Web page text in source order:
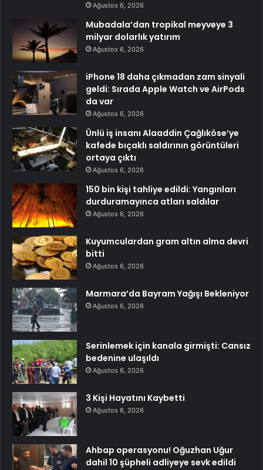
Ağustos 6, 2026
Mubadala’dan tropikal meyveye 3
milyar dolarlık yatırım
Ağustos 6, 2026
iPhone 18 daha çıkmadan zam sinyali
geldi: Sırada Apple Watch ve AirPods
da var
Ağustos 6, 2026
Ünlü iş insanı Alaaddin Çağlıköse’ye
kafede bıçaklı saldırının görüntüleri
ortaya çıktı
Ağustos 6, 2026
150 bin kişi tahliye edildi: Yangınları
durduramayınca atları saldılar
Ağustos 6, 2026
Kuyumculardan gram altın alma devri
bitti
Ağustos 6, 2026
Marmara’da Bayram Yağışı Bekleniyor
Ağustos 6, 2026
Serinlemek için kanala girmişti: Cansız
bedenine ulaşıldı
Ağustos 6, 2026
3 Kişi Hayatını Kaybetti
Ağustos 6, 2026
Ahbap operasyonu! Oğuzhan Uğur
dahil 10 şüpheli adliyeye sevk edildi